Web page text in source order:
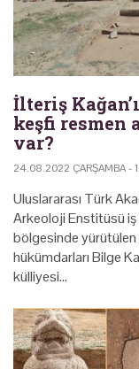
İlteriş
keşfi resmen
var?
24.08.2022 ÇARŞAMBA -
Uluslararası Türk
Arkeoloji Enstitüsü iş
bölgesinde yürütülen
hükümdarları Bilge
külliyesi…